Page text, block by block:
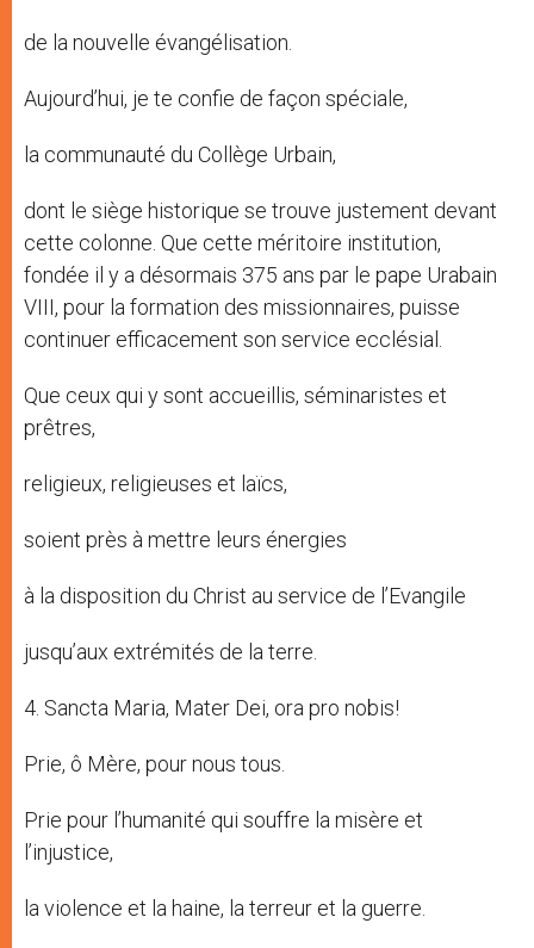
de la nouvelle évangélisation.
Aujourd’hui, je te confie de façon spéciale,
la communauté du Collège Urbain,
dont le siège historique se trouve justement devant
cette colonne. Que cette méritoire institution,
fondée il y a désormais 375 ans par le pape Urabain
VIII, pour la formation des missionnaires, puisse
continuer efficacement son service ecclésial.
Que ceux qui y sont accueillis, séminaristes et
prêtres,
religieux, religieuses et laïcs,
soient près à mettre leurs énergies
à la disposition du Christ au service de l’Evangile
jusqu’aux extrémités de la terre.
4. Sancta Maria, Mater Dei, ora pro nobis!
Prie, ô Mère, pour nous tous.
Prie pour l’humanité qui souffre la misère et
l’injustice,
la violence et la haine, la terreur et la guerre.